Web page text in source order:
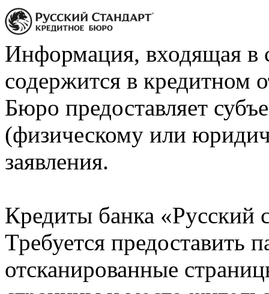
Информация, входящая в
содержится в кредитном
Бюро предоставляет
(физическому или
заявления.
Кредиты банка «Русский
Требуется предоставить
отсканированные